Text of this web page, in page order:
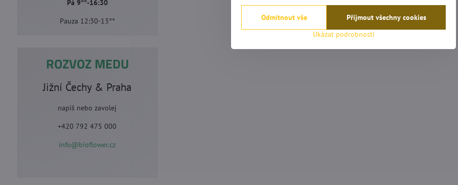
Pá 9°°-16:30
Pauza 12:30-13°°
ROZVOZ MEDU
Jižní Čechy & Praha
napiš nebo zavolej
+420 792 475 000
info@bioflower.cz
Ukázat podrobnosti
Přijmout všechny cookies
Odmítnout vše